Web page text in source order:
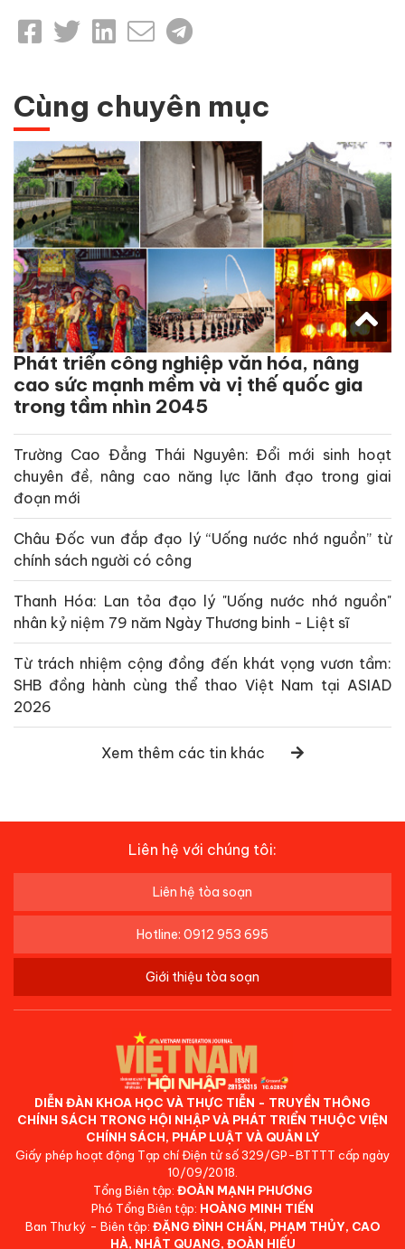
Cùng chuyên mục
Phát triển công nghiệp văn hóa, nâng
cao sức mạnh mềm và vị thế quốc gia
trong tầm nhìn 2045
Trường Cao Đẳng Thái Nguyên: Đổi mới sinh hoạt
chuyên đề, nâng cao năng lực lãnh đạo trong giai
đoạn mới
Châu Đốc vun đắp đạo lý “Uống nước nhớ nguồn” từ
chính sách người có công
Thanh Hóa: Lan tỏa đạo lý "Uống nước nhớ nguồn"
nhân kỷ niệm 79 năm Ngày Thương binh - Liệt sĩ
Từ trách nhiệm cộng đồng đến khát vọng vươn tầm:
SHB đồng hành cùng thể thao Việt Nam tại ASIAD
2026
Xem thêm các tin khác
Liên hệ với chúng tôi:
Liên hệ tòa soạn
Hotline: 0912 953 695
Giới thiệu tòa soạn
DIỄN ĐÀN KHOA HỌC VÀ THỰC TIỄN - TRUYỀN THÔNG
CHÍNH SÁCH TRONG HỘI NHẬP VÀ PHÁT TRIỂN THUỘC VIỆN
CHÍNH SÁCH, PHÁP LUẬT VÀ QUẢN LÝ
Giấy phép hoạt động Tạp chí Điện tử số 329/GP-BTTTT cấp ngày
10/09/2018.
Tổng Biên tập: ĐOÀN MẠNH PHƯƠNG
Phó Tổng Biên tập: HOÀNG MINH TIẾN
Ban Thư ký - Biên tập: ĐẶNG ĐÌNH CHẤN, PHẠM THỦY, CAO
HÀ, NHẬT QUANG, ĐOÀN HIẾU